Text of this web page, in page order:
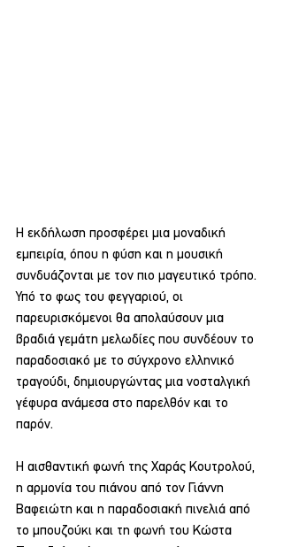
Η εκδήλωση προσφέρει μια μοναδική
εμπειρία, όπου η φύση και η μουσική
συνδυάζονται με τον πιο μαγευτικό τρόπο.
Υπό το φως του φεγγαριού, οι
παρευρισκόμενοι θα απολαύσουν μια
βραδιά γεμάτη μελωδίες που συνδέουν το
παραδοσιακό με το σύγχρονο ελληνικό
τραγούδι, δημιουργώντας μια νοσταλγική
γέφυρα ανάμεσα στο παρελθόν και το
παρόν.
Η αισθαντική φωνή της Χαράς Κουτρολού,
η αρμονία του πιάνου από τον Γιάννη
Βαφειώτη και η παραδοσιακή πινελιά από
το μπουζούκι και τη φωνή του Κώστα